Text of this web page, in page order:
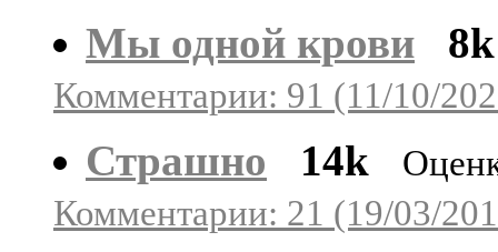
Мы одной крови 8k
Комментарии: 91 (11/10/
Страшно 14k
Комментарии: 21 (19/03/